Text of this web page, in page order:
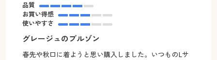
品質
お買い得感
使いやすさ
グレージュのブルゾン
春先や秋口に着ようと思い購入しました。いつものLサ